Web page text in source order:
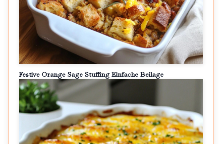
Festive Orange Sage Stuffing Einfache Beilage